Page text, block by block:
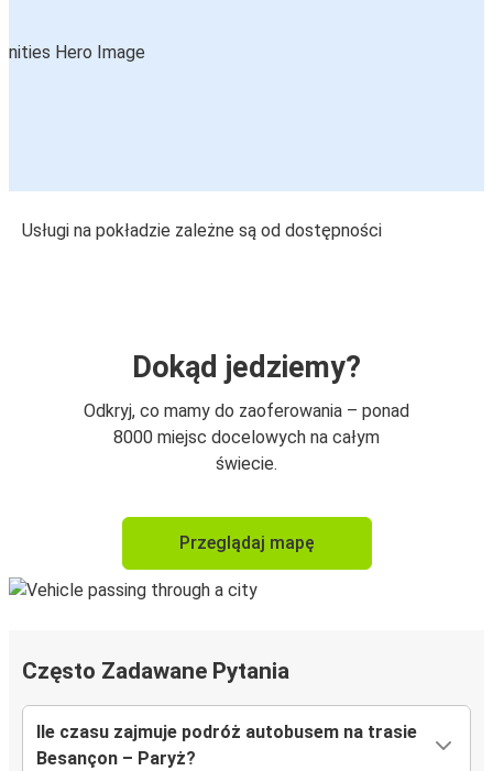
Usługi na pokładzie zależne są od dostępności
Dokąd jedziemy?
Odkryj, co mamy do zaoferowania – ponad
8000 miejsc docelowych na całym
świecie.
Przeglądaj mapę
Często Zadawane Pytania
Ile czasu zajmuje podróż autobusem na trasie
Besançon – Paryż?